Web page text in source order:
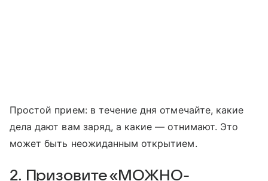
Простой прием: в течение дня отмечайте, какие
дела дают вам заряд, а какие — отнимают. Это
может быть неожиданным открытием.
2. Призовите «МОЖНО-